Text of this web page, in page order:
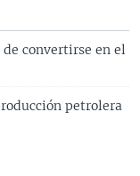
convertirse en el
petrolera